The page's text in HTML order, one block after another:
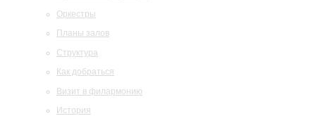
Оркестры
Планы залов
Структура
Как добраться
Визит в филармонию
История